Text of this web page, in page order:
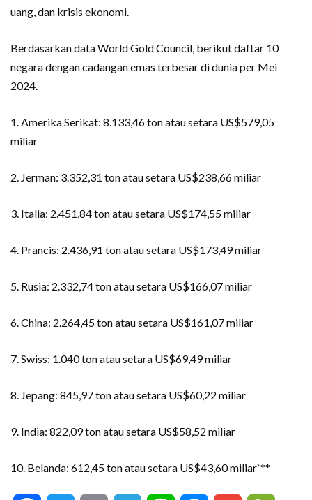
uang, dan krisis ekonomi.
Berdasarkan data World Gold Council, berikut daftar 10
negara dengan cadangan emas terbesar di dunia per Mei
2024.
1. Amerika Serikat: 8.133,46 ton atau setara US$579,05
miliar
2. Jerman: 3.352,31 ton atau setara US$238,66 miliar
3. Italia: 2.451,84 ton atau setara US$174,55 miliar
4. Prancis: 2.436,91 ton atau setara US$173,49 miliar
5. Rusia: 2.332,74 ton atau setara US$166,07 miliar
6. China: 2.264,45 ton atau setara US$161,07 miliar
7. Swiss: 1.040 ton atau setara US$69,49 miliar
8. Jepang: 845,97 ton atau setara US$60,22 miliar
9. India: 822,09 ton atau setara US$58,52 miliar
10. Belanda: 612,45 ton atau setara US$43,60 miliar`**